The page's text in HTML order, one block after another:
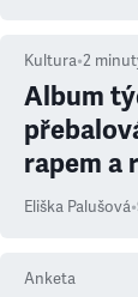
Kultura•2
Album
rapem a
Eliška Palušová•
Anketa